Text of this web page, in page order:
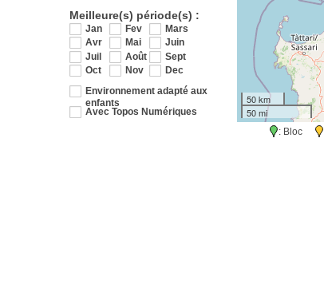
Meilleure(s) période(s) :
Jan Fev
Mars
Avr
Mai
Juin
Juil
Août
Sept
Oct
Nov
Dec
Environnement adapté aux
enfants
Avec Topos Numériques
50 km
50 mi
: Bloc